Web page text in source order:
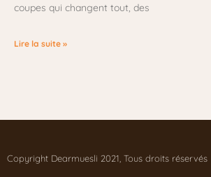
coupes qui changent tout, des
Lire la suite »
Copyright Dearmuesli 2021, Tous droits réservés